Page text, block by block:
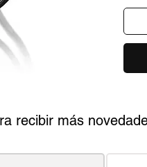
recibir más